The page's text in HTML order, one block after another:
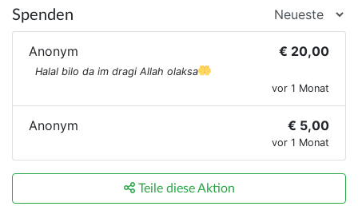
Spenden
Anonym € 20,00
Halal bilo da im dragi Allah olaksa
vor 1 Monat
Anonym € 5,00
vor 1 Monat
Teile diese Aktion